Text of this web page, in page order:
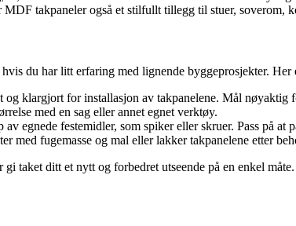
takpaneler også et stilfullt tillegg til stuer, soverom,
du har litt erfaring med lignende byggeprosjekter.
og klargjort for installasjon av takpanelene. Mål nøyaktig
med en sag eller annet egnet verktøy.
egnede festemidler, som spiker eller skruer. Pass på at
med fugemasse og mal eller lakker takpanelene etter
taket ditt et nytt og forbedret utseende på en enkel måte.